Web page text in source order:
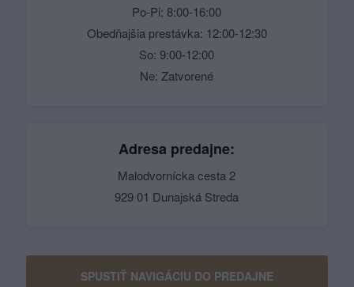
Po-Pi: 8:00-16:00
Obedňajšia prestávka: 12:00-12:30
So: 9:00-12:00
Ne: Zatvorené
Adresa predajne:
Malodvornícka cesta 2
929 01 Dunajská Streda
SPUSTIŤ NAVIGÁCIU DO PREDAJNE